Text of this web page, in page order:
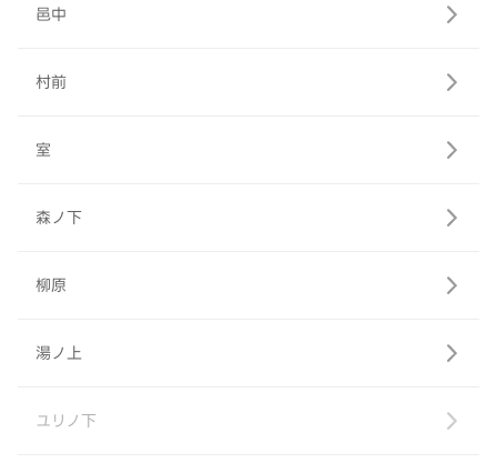
邑中
村前
室
森ノ下
柳原
湯ノ上
ユリノ下